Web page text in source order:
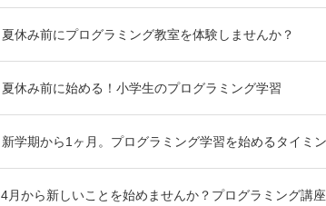
夏休み前にプログラミング教室を体験しませんか？
夏休み前に始める！小学生のプログラミング学習
新学期から1ヶ月。プログラミング学習を始めるタイミ
4月から新しいことを始めませんか？プログラミング講